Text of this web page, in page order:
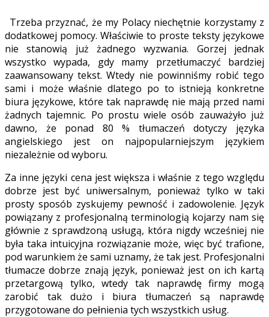
Trzeba przyznać, że my Polacy niechętnie korzystamy z
dodatkowej pomocy. Właściwie to proste teksty językowe
nie stanowią już żadnego wyzwania. Gorzej jednak
wszystko wypada, gdy mamy przetłumaczyć bardziej
zaawansowany tekst. Wtedy nie powinniśmy robić tego
sami i może właśnie dlatego po to istnieją konkretne
biura językowe, które tak naprawdę nie mają przed nami
żadnych tajemnic. Po prostu wiele osób zauważyło już
dawno, że ponad 80 % tłumaczeń dotyczy języka
angielskiego jest on najpopularniejszym językiem
niezależnie od wyboru.
Za inne języki cena jest większa i właśnie z tego względu
dobrze jest być uniwersalnym, ponieważ tylko w taki
prosty sposób zyskujemy pewność i zadowolenie. Język
powiązany z profesjonalną terminologią kojarzy nam się
głównie z sprawdzoną usługą, która nigdy wcześniej nie
była taka intuicyjna rozwiązanie może, więc być trafione,
pod warunkiem że sami uznamy, że tak jest. Profesjonalni
tłumacze dobrze znają język, ponieważ jest on ich kartą
przetargową tylko, wtedy tak naprawdę firmy mogą
zarobić tak dużo i biura tłumaczeń są naprawdę
przygotowane do pełnienia tych wszystkich usług.